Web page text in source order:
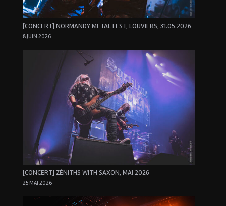
[CONCERT] NORMANDY METAL FEST, LOUVIERS, 31.05.2026
8 JUIN 2026
[CONCERT] ZÉNITHS WITH SAXON, MAI 2026
25 MAI 2026